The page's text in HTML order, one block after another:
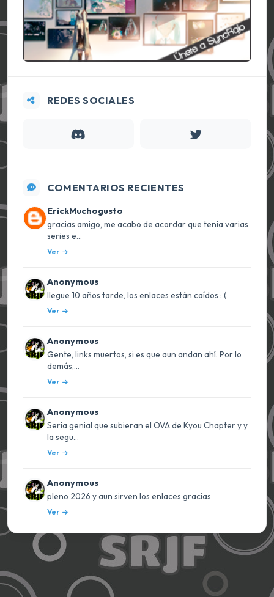
REDES SOCIALES
COMENTARIOS RECIENTES
ErickMuchogusto
gracias amigo, me acabo de acordar que tenía varias
series e...
Ver
Anonymous
llegue 10 años tarde, los enlaces están caídos : (
Ver
Anonymous
Gente, links muertos, si es que aun andan ahí. Por lo
demás,...
Ver
Anonymous
Sería genial que subieran el OVA de Kyou Chapter y y
la segu...
Ver
Anonymous
pleno 2026 y aun sirven los enlaces gracias
Ver